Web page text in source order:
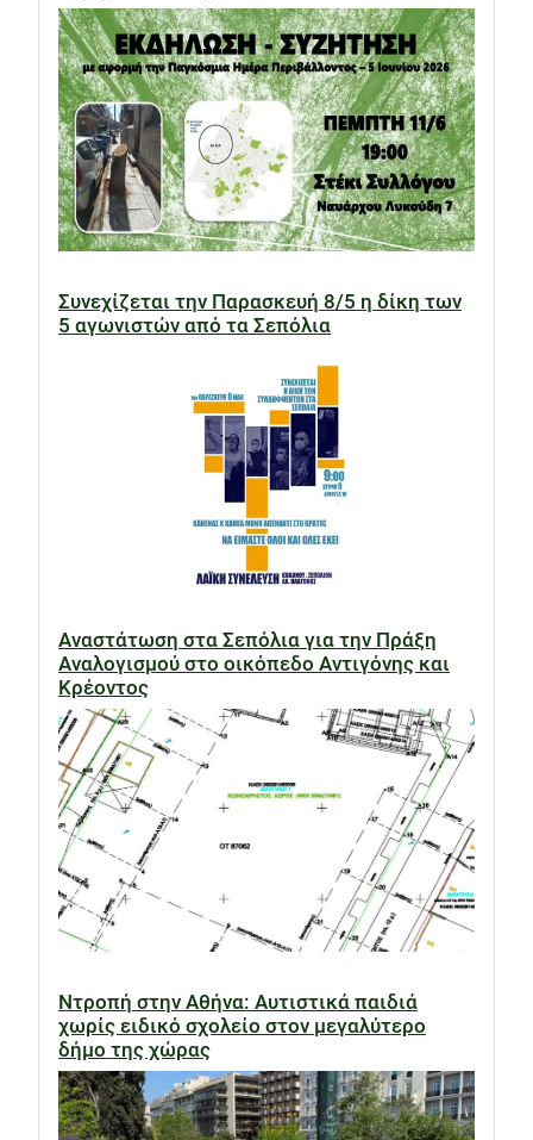
Συνεχίζεται την Παρασκευή 8/5 η δίκη των
5 αγωνιστών από τα Σεπόλια
Αναστάτωση στα Σεπόλια για την Πράξη
Αναλογισμού στο οικόπεδο Αντιγόνης και
Κρέοντος
Ντροπή στην Αθήνα: Αυτιστικά παιδιά
χωρίς ειδικό σχολείο στον μεγαλύτερο
δήμο της χώρας